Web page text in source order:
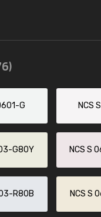
G NCS
G80Y NCS S
R80B NCS S